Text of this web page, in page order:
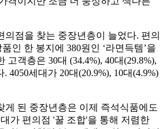
의점을 찾는 중장년층이 늘었다. 편의
인 한 봉지에 380원인 ‘라면득템’을
고객층은 30대 (34.4%), 40대(29.8%),
4050세대가 20대(20.9%), 10대(4.9%)
게 된 중장년층은 이제 즉석식품에도
가 편의점 '꿀 조합'을 통해 저렴한